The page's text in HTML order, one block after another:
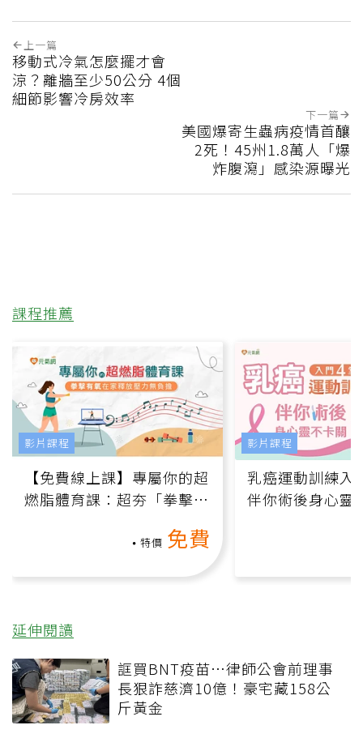
上一篇
移動式冷氣怎麼擺才會
涼？離牆至少50公分 4個
細節影響冷房效率
下一篇
美國爆寄生蟲病疫情首釀
2死！45州1.8萬人「爆
炸腹瀉」感染源曝光
課程推薦
【免費線上課】專屬你的超
燃脂體育課：超夯「拳擊有
特價 免費
影片課程
乳癌運動訓練入
伴你術後身心靈
影片課程
延伸閱讀
誆買BNT疫苗…律師公會前理事
長狠詐慈濟10億！豪宅藏158公
斤黃金